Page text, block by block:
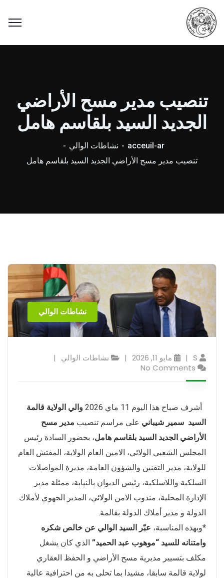
تنصيب مدير مسح الأراضي
الجديد السيد بلقاسم هامل
acceuil-ar
نشاطات الوالي
تنصيب مدير مسح الأراضي الجديد السيد بلقاسم هامل
نشاطات الوالي
S مايو 11, 2026
نشاطات الوالي
No Comments
أشرف صباح هذا اليوم 11 ماي 2026
والي الولاية قالمة
السيد سمير شيباني على مراسم تنصيب مدير مسح
الأراضي الجديد السيد بلقاسم هامل، بحضور السادة رئيس
المجلس الشعبي الولائي، الامين العام الولاية، المفتش العام
للولاية، مدير التقنين والشؤون العامة، مديرة المواصلات
السلكية واللاسلكية، رئيس الديوان بالنيابة، ممثلة مدير
الإدارة المحلية، مندوب الامن الولائي، المدير الجهوي لأملاك
الدولة و مدير أملاك الدولة بقالمة.
*وبهذه المناسبة، عبّر السيد الوالي عن خالص شكره
وامتنانه للسيد “موهوب عبد الحميد” الذي كان يشغل
مكلف بتسيير مديرية مسح الأراضي و الحفظ العقاري
لولاية قالمة سابقا، مشيدا بما تحلى به من احترافية عالية